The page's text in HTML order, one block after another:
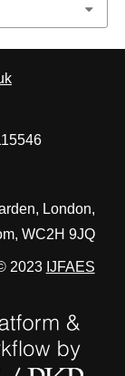
London,
WC2H 9JQ
2023 IJFAES